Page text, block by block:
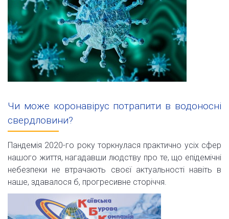
Чи може коронавірус потрапити в водоносні
свердловини?
Пандемія 2020-го року торкнулася практично усіх сфер
нашого життя, нагадавши людству про те, що епідемічні
небезпеки не втрачають своєї актуальності навіть в
наше, здавалося б, прогресивне сторіччя.